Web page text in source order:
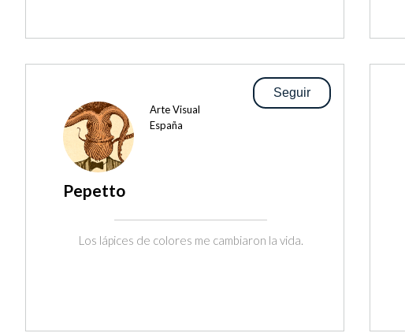
el lector elige habitar. Sus obras están
Seguir
Arte Visual
España
Pepetto
Los lápices de colores me cambiaron la vida.